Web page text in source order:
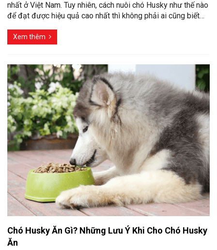
nhất ở Việt Nam. Tuy nhiên, cách nuôi chó Husky như thế nào
để đạt được hiệu quả cao nhất thì không phải ai cũng biết…
Xem thêm
Chó Husky Ăn Gì? Những Lưu Ý Khi Cho Chó Husky
Ăn